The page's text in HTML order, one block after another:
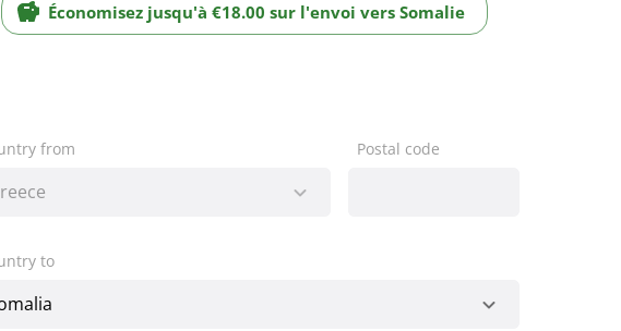
Économisez jusqu'à €18.00 sur l'envoi vers Somalie
from Postal code
to